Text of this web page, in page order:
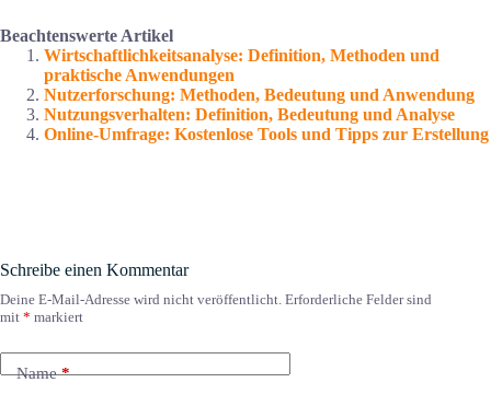
Beachtenswerte Artikel
Wirtschaftlichkeitsanalyse: Definition, Methoden und
praktische Anwendungen
Nutzerforschung: Methoden, Bedeutung und Anwendung
Nutzungsverhalten: Definition, Bedeutung und Analyse
Online-Umfrage: Kostenlose Tools und Tipps zur Erstellung
Schreibe einen Kommentar
Deine E-Mail-Adresse wird nicht veröffentlicht. Erforderliche Felder sind
mit * markiert
Name*